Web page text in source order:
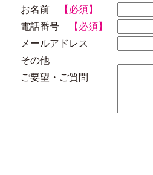
お名前
【必須】
電話番号
【必須】
メールアドレス
その他
ご要望・ご質問